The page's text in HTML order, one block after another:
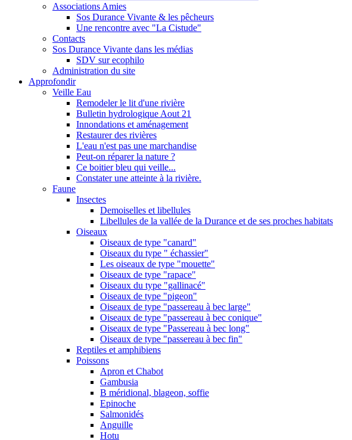
Associations Amies
Sos Durance Vivante & les pêcheurs
Une rencontre avec "La Cistude"
Contacts
Sos Durance Vivante dans les médias
SDV sur ecophilo
Administration du site
Approfondir
Veille Eau
Remodeler le lit d'une rivière
Bulletin hydrologique Aout 21
Innondations et aménagement
Restaurer des rivières
L'eau n'est pas une marchandise
Peut-on réparer la nature ?
Ce boitier bleu qui veille...
Constater une atteinte à la rivière.
Faune
Insectes
Demoiselles et libellules
Libellules de la vallée de la Durance et de ses proches habitats
Oiseaux
Oiseaux de type "canard"
Oiseaux du type " échassier"
Les oiseaux de type "mouette"
Oiseaux de type "rapace"
Oiseaux du type "gallinacé"
Oiseaux de type "pigeon"
Oiseaux de type "passereau à bec large"
Oiseaux de type "passereau à bec conique"
Oiseaux de type "Passereau à bec long"
Oiseaux de type "passereau à bec fin"
Reptiles et amphibiens
Poissons
Apron et Chabot
Gambusia
B méridional, blageon, soffie
Epinoche
Salmonidés
Anguille
Hotu